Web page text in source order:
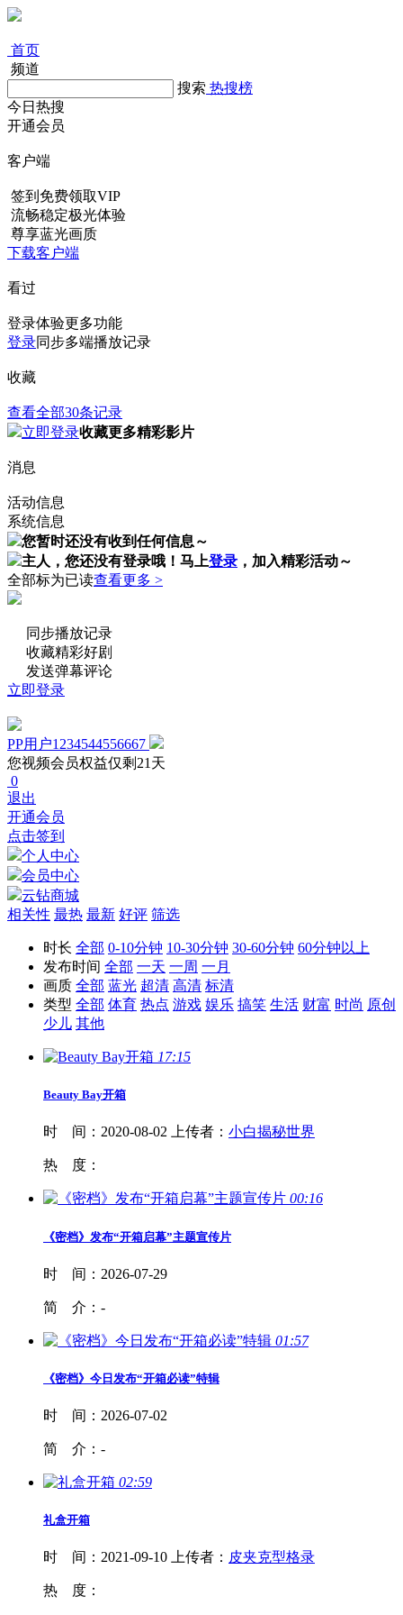
首页
频道
搜索 热搜榜
今日热搜
开通会员
客户端
签到免费领取VIP
流畅稳定极光体验
尊享蓝光画质
下载客户端
看过
登录体验更多功能
登录同步多端播放记录
收藏
查看全部30条记录
立即登录收藏更多精彩影片
消息
活动信息
系统信息
您暂时还没有收到任何信息～
主人，您还没有登录哦！ 马上登录 ，加入精彩活动～
全部标为已读查看更多 >
同步播放记录
收藏精彩好剧
发送弹幕评论
立即登录
PP用户1234544556667
您视频会员权益仅剩21天
0
退出
开通会员
点击签到
个人中心
会员中心
云钻商城
相关性 最热 最新 好评 筛选
时长 全部 0-10分钟 10-30分钟 30-60分钟 60分钟以上
发布时间 全部 一天 一周 一月
画质 全部 蓝光 超清 高清 标清
类型 全部 体育 热点 游戏 娱乐 搞笑 生活 财富 时尚 原创
少儿 其他
17:15
Beauty Bay开箱
时 间： 2020-08-02 上传者： 小白揭秘世界
热 度：
00:16
《密档》发布“开箱启幕”主题宣传片
时 间： 2026-07-29
简 介： -
01:57
《密档》今日发布“开箱必读”特辑
时 间： 2026-07-02
简 介： -
02:59
礼盒开箱
时 间： 2021-09-10 上传者： 皮夹克型格录
热 度：